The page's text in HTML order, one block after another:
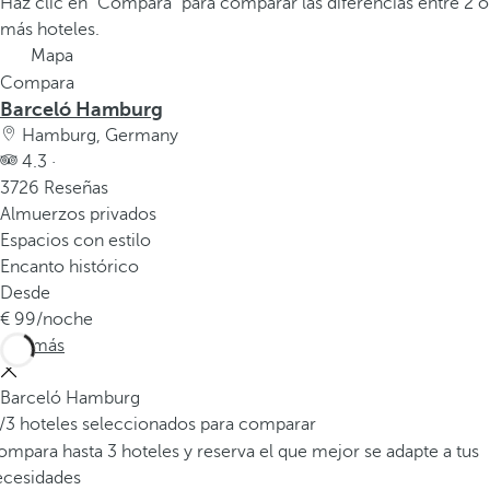
a
r
i
m
e
r
a
o
p
c
i
n
d
e
l
a
más hoteles.
Mapa
Compara
Barceló Hamburg
Hamburg, Germany
4.3 ·
3726 Reseñas
Almuerzos privados
Espacios con estilo
Encanto histórico
Desde
99/noche
Ver más
Barceló Hamburg
/3 hoteles seleccionados para comparar
hasta 3 hoteles y reserva el que mejor se adapte a tus